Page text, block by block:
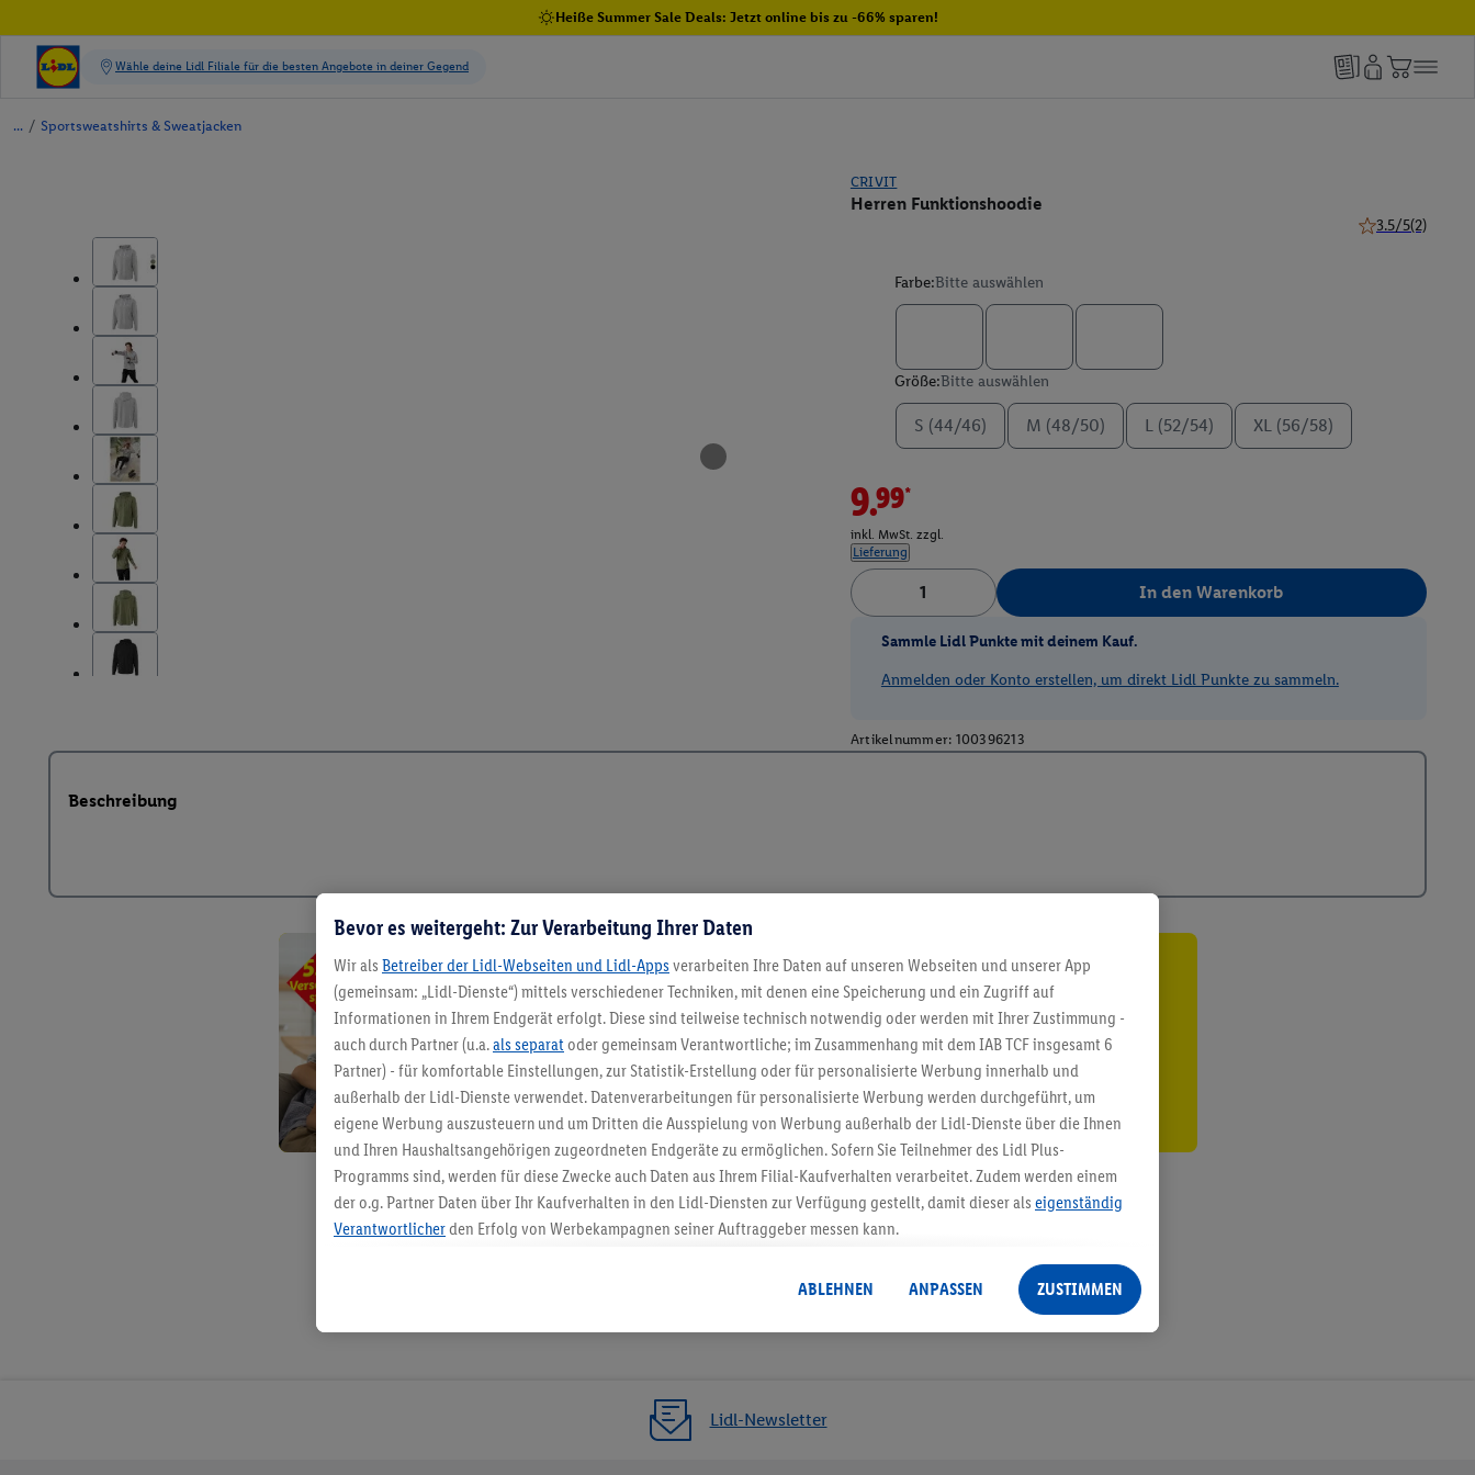
Heiße Summer Sale Deals: Jetzt online bis zu -66% sparen!
/ Sportsweatshirts & Sweatjacken
CRIVIT
Herren Funktionshoodie
3.5/5(2)
Farbe:Bitte auswählen
Größe:Bitte auswählen
S (44/46) M (48/50) L (52/54) XL (56/58)
9.99*
inkl. MwSt. zzgl.
Lieferung
In den Warenkorb
Sammle Lidl Punkte mit deinem Kauf.
Anmelden oder Konto erstellen, um direkt Lidl Punkte zu sammeln.
Artikelnummer: 100396213
Beschreibung
5.95 € Versand sparen³²ᵃ
Jetzt zum Newsletter anmelden
Gutschein sichern!
Lidl-Newsletter
Bevor es weitergeht: Zur Verarbeitung Ihrer Daten
Wir als Betreiber der Lidl-Webseiten und Lidl-Apps verarbeiten Ihre Daten auf unseren Webseiten und unserer App
(gemeinsam: „Lidl-Dienste“) mittels verschiedener Techniken, mit denen eine Speicherung und ein Zugriff auf
Informationen in Ihrem Endgerät erfolgt. Diese sind teilweise technisch notwendig oder werden mit Ihrer Zustimmung -
auch durch Partner (u.a.als separat oder gemeinsam Verantwortliche; im Zusammenhang mit dem IAB TCF insgesamt 6
Partner) - für komfortable Einstellungen, zur Statistik-Erstellung oder für personalisierte Werbung innerhalb und
außerhalb der Lidl-Dienste verwendet. Datenverarbeitungen für personalisierte Werbung werden durchgeführt, um
eigene Werbung auszusteuern und um Dritten die Ausspielung von Werbung außerhalb der Lidl-Dienste über die Ihnen
und Ihren Haushaltsangehörigen zugeordneten Endgeräte zu ermöglichen. Sofern Sie Teilnehmer des Lidl Plus-
Programms sind, werden für diese Zwecke auch Daten aus Ihrem Filial-Kaufverhalten verarbeitet. Zudem werden einem
der o.g. Partner Daten über Ihr Kaufverhalten in den Lidl-Diensten zur Verfügung gestellt, damit dieser als eigenständig
Verantwortlicherden Erfolg von Werbekampagnen seiner Auftraggeber messen kann.
angereicherten Profilen. Dies umfasst die Zusammenführung von Daten (z.B. über Ihre Nutzung der Lidl-Dienste, Ihr
Kaufverhalten in den Lidl-Diensten, Informationen aus Ihrem Kundenkonto - z.B. Alter oder Geschlecht - sowie Ihre
genauen Standortdaten) auch über verschiedene Endgeräte und Lidl-Dienste hinweg einschließlich dem Speichern von
Erfolgsmessung der Werbung, zur Zielgruppenforschung, zur Entwicklung von Angeboten sowie zur technischen
Sicherung und Optimierung dieser Werbeausspielungen.
ABLEHNEN ANPASSEN ZUSTIMMEN